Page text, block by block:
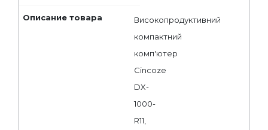
Високопродуктивний
компактний
комп'ютер
Cincoze
DX-
1000-
R11,